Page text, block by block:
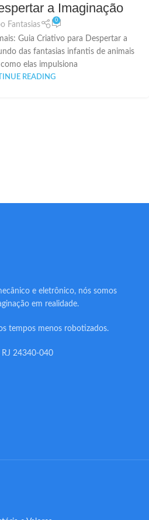
a Imaginação
Fantasias
0
Guia Criativo para Despertar a
das fantasias infantis de animais
elas impulsiona
READING
e eletrônico, nós somos
em realidade.
tempos menos robotizados.
RJ 24340-040